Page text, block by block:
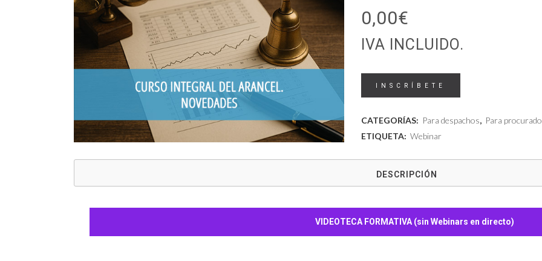
0,00€
IVA INCLUIDO.
Curso
sobre
Arancel.
cantidad
INSCRÍBETE
CATEGORÍAS: Para despachos, Para
ETIQUETA: Webinar
DESCRIPCIÓN
VIDEOTECA FORMATIVA (sin Webinars en directo)